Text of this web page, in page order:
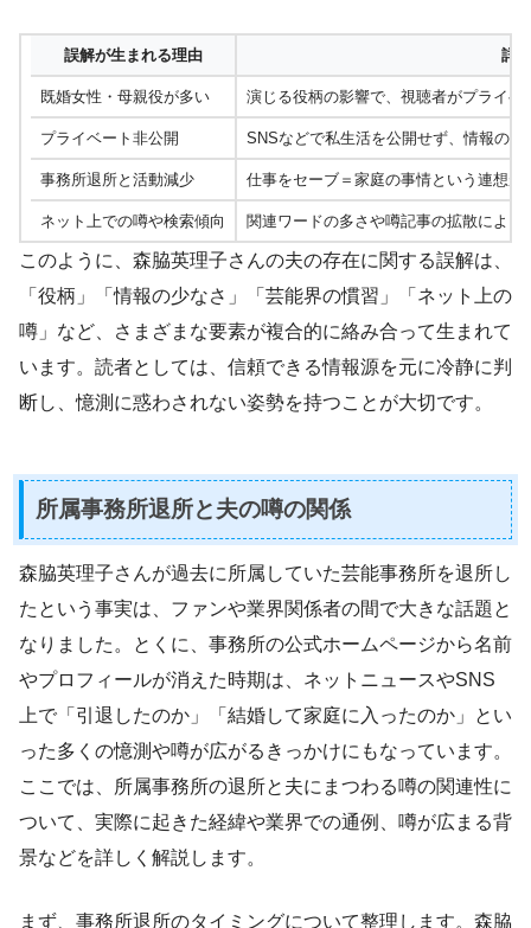
誤解が生まれる理由 詳
既婚女性・母親役が多い 演じる役柄の影響で、視聴者がプライ
プライベート非公開 SNSなどで私生活を公開せず、情報の
事務所退所と活動減少 仕事をセーブ＝家庭の事情という連想が
ネット上での噂や検索傾向 関連ワードの多さや噂記事の拡散によ
このように、森脇英理子さんの夫の存在に関する誤解は、
「役柄」「情報の少なさ」「芸能界の慣習」「ネット上の
噂」など、さまざまな要素が複合的に絡み合って生まれて
います。読者としては、信頼できる情報源を元に冷静に判
断し、憶測に惑わされない姿勢を持つことが大切です。
所属事務所退所と夫の噂の関係
森脇英理子さんが過去に所属していた芸能事務所を退所し
たという事実は、ファンや業界関係者の間で大きな話題と
なりました。とくに、事務所の公式ホームページから名前
やプロフィールが消えた時期は、ネットニュースやSNS
上で「引退したのか」「結婚して家庭に入ったのか」とい
った多くの憶測や噂が広がるきっかけにもなっています。
ここでは、所属事務所の退所と夫にまつわる噂の関連性に
ついて、実際に起きた経緯や業界での通例、噂が広まる背
景などを詳しく解説します。
まず、事務所退所のタイミングについて整理します。森脇